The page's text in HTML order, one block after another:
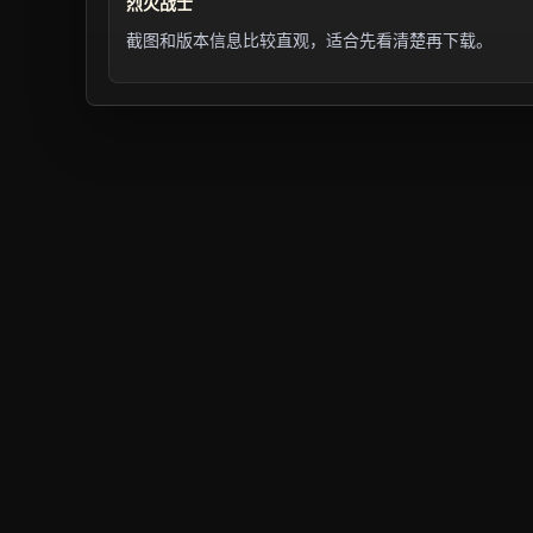
截图和版本信息比较直观，适合先看清楚再下载。